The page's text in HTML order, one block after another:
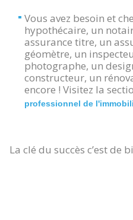
Vous avez besoin et
hypothécaire, un
assurance titre, un
géomètre, un
photographe, un
constructeur, un
encore ! Visitez la
professionnel de
La clé du succès c’est de